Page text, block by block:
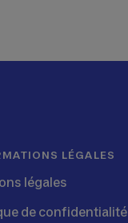
LÉGALES
légales
de confidentialité